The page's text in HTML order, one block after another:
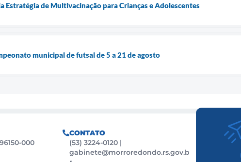
Estratégia de Multivacinação para Crianças e Adolescentes
municipal de futsal de 5 a 21 de agosto
000
CONTATO
(53) 3224-0120 |
gabinete@morroredondo.rs.gov.b